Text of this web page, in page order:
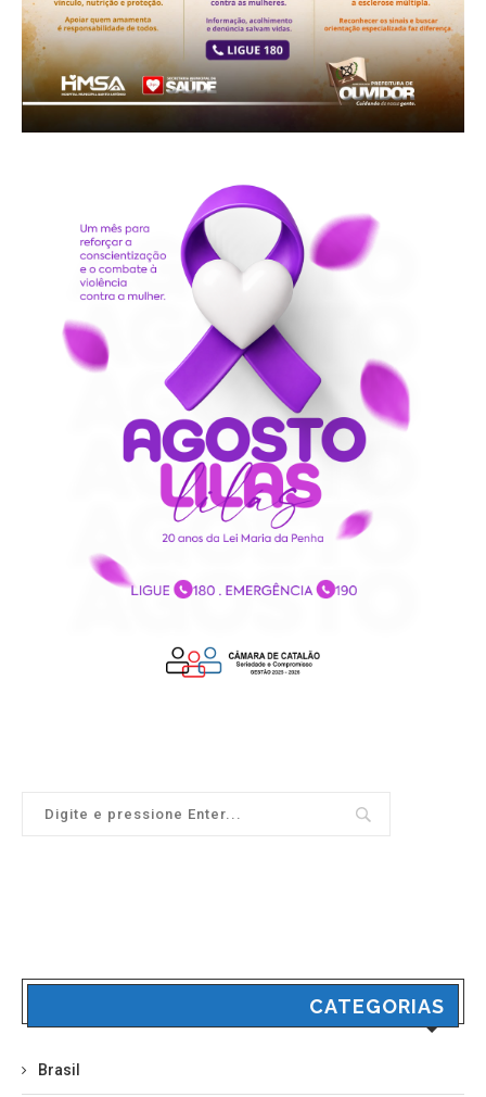
CATEGORIAS
Brasil